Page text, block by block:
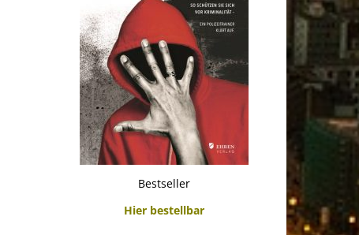
Bestseller
Hier bestellbar